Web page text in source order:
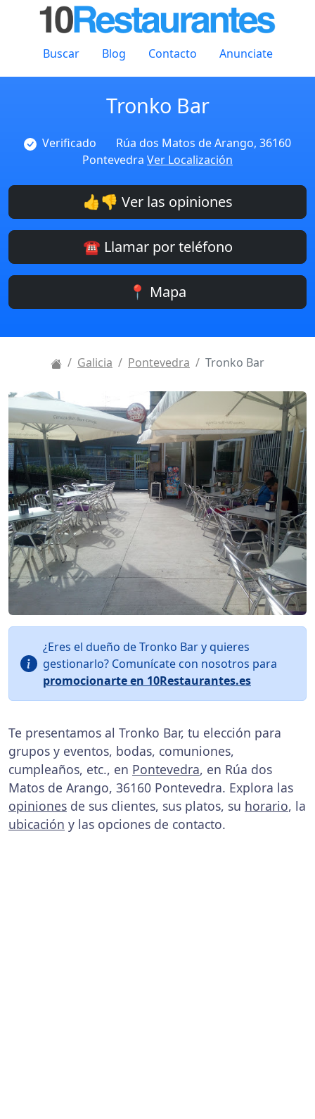
Buscar Blog Contacto Anunciate
Tronko Bar
Verificado
Rúa dos Matos de Arango, 36160
Pontevedra Ver Localización
👍👎 Ver las opiniones
☎️ Llamar por teléfono
📍 Mapa
Galicia Pontevedra Tronko Bar
¿Eres el dueño de Tronko Bar y quieres
gestionarlo? Comunícate con nosotros para
promocionarte en 10Restaurantes.es
Te presentamos al Tronko Bar, tu elección para
grupos y eventos, bodas, comuniones,
cumpleaños, etc., en Pontevedra, en Rúa dos
Matos de Arango, 36160 Pontevedra. Explora las
opiniones de sus clientes, sus platos, su horario, la
ubicación y las opciones de contacto.